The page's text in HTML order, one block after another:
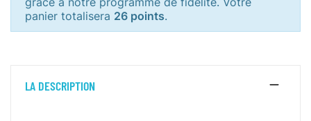
panier totalisera 26 points.
LA DESCRIPTION